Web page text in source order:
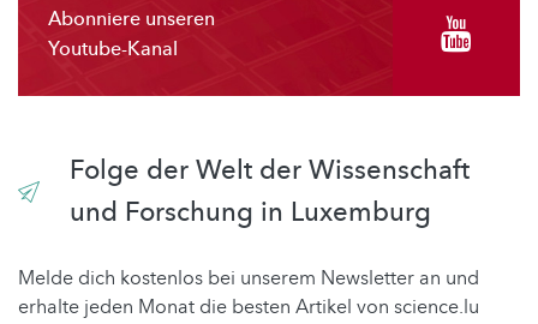
Abonniere unseren
Youtube-Kanal
Folge der Welt der Wissenschaft
und Forschung in Luxemburg
Melde dich kostenlos bei unserem Newsletter an und
erhalte jeden Monat die besten Artikel von science.lu